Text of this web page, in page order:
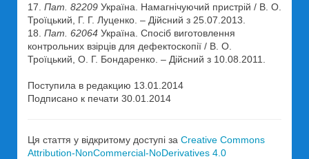
17. Пат. 82209 Україна. Намагнічуючий пристрій / В. О.
Троїцький, Г. Г. Луценко. – Дійсний з 25.07.2013.
18. Пат. 62064 Україна. Спосіб виготовлення
контрольних взірців для дефектоскопії / В. О.
Троїцький, О. Г. Бондаренко. – Дійсний з 10.08.2011.
Поступила в редакцию 13.01.2014
Подписано к печати 30.01.2014
Ця стаття у відкритому доступі за Creative Commons
Attribution-NonCommercial-NoDerivatives 4.0